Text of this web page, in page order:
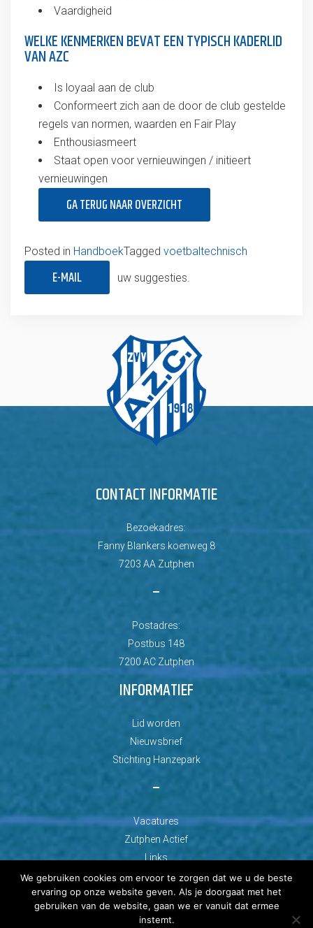
Vaardigheid
WELKE KENMERKEN BEVAT EEN TYPISCH KADERLID
VAN AZC
Is loyaal aan de club
Conformeert zich aan de door de club gestelde
regels van normen, waarden en Fair Play
Enthousiasmeert
Staat open voor vernieuwingen / initieert
vernieuwingen
GA TERUG NAAR OVERZICHT
Posted in HandboekTagged voetbaltechnisch
E-MAIL uw suggesties.
CONTACT INFORMATIE
Bezoekadres:
Fanny Blankers koenweg 8
7203 AA Zutphen
–
Postadres:
Postbus 148
7200 AC Zutphen
INFORMATIEF
Lid worden
Nieuwsbrief
Stichting Hanzepark
–
Vacatures
Zutphen Actief
Links
We gebruiken cookies om ervoor te zorgen dat we u de beste
ervaring op onze website geven. Als je doorgaat met het
gebruiken van de website, gaan we er vanuit dat ermee
instemt.